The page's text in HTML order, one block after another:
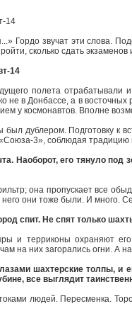
14
Гордо звучат эти слова.
сколько сдать
14
полета отрабатывали
не в Донбассе, а в
у космонавтов. Вполне
дублером. Подготовку к
3», соблюдая традицию
Наоборот, его тянуло
она пропускает все
они тоже были. И много.
спит. Не спят только
и терриконы охраняют
на них загорались огни. А
шахтерские толпы, и
все выглядит
людей. Пересменка.